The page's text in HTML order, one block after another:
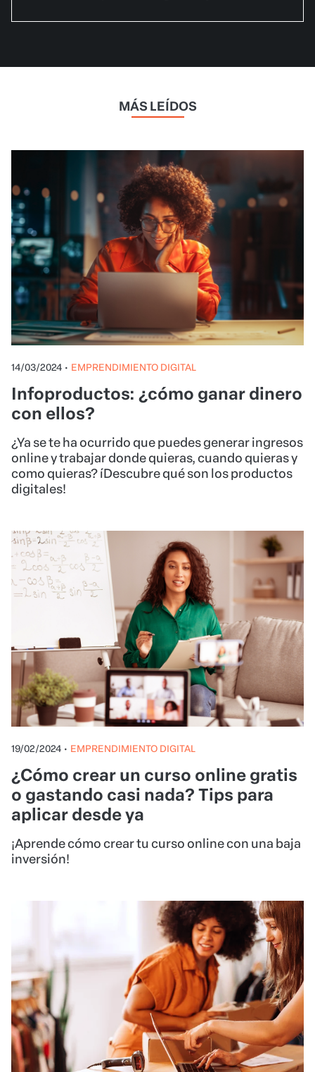
MÁS LEÍDOS
14/03/2024 • EMPRENDIMIENTO DIGITAL
Infoproductos: ¿cómo ganar dinero
con ellos?
¿Ya se te ha ocurrido que puedes generar ingresos
online y trabajar donde quieras, cuando quieras y
como quieras? íDescubre qué son los productos
digitales!
19/02/2024 • EMPRENDIMIENTO DIGITAL
¿Cómo crear un curso online gratis
o gastando casi nada? Tips para
aplicar desde ya
¡Aprende cómo crear tu curso online con una baja
inversión!